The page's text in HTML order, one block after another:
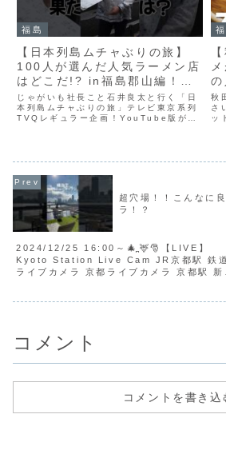
福島
【日本列島ムチャぶりの旅】
100人が選んだ人気ラーメン店
はどこだ!? in福島郡山編！出
演はじゃがいも社長！地上波
TV企画
じゃがいも社長こと石井良太と行く「日
本列島ムチャぶりの旅」テレビ東京系列
TVQレギュラー企画！YouTube版がス
200人の社員が...
秋
さ
ッ
録
超穴場！！こんなに
ラ！？
2024/12/25 16:00～🎄̪🦌🎅【LIVE】
Kyoto Station Live Cam JR京都駅 鉄道
ライブカメラ 京都ライブカメラ 京都駅 新幹
コメント
コメントを書き込